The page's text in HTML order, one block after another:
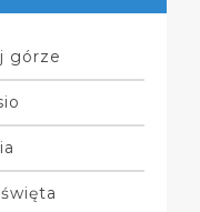
górze